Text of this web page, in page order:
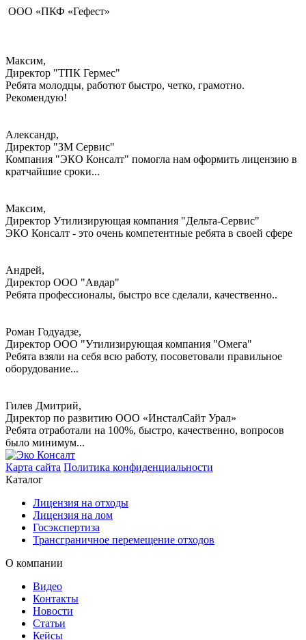
ООО «ПКФ «Гефест»
Максим,
Директор "ТПК Гермес"
Ребята молодцы, работют быстро, четко, грамотно.
Рекомендую!
Александр,
Директор "ЗМ Сервис"
Компания "ЭКО Консалт" помогла нам оформить лицензию в
кратчайшие сроки...
Максим,
Директор Утилизирующая компания "Дельта-Сервис"
ЭКО Консалт - это очень компетентные ребята в своей сфере
Андрей,
Директор ООО "Авдар"
Ребята профессионалы, быстро все сделали, качественно..
Роман Годуадзе,
Директор ООО "Утилизирующая компания "Омега"
Ребята взяли на себя всю работу, посоветовали правильное
оборудование...
Гилев Дмитрий,
Директор по развитию ООО «ИнсталСайт Урал»
Ребята отработали на 100%, быстро, качественно, вопросов
было минимум...
Карта сайта Политика конфиденциальности
Каталог
Лицензия на отходы
Лицензия на лом
Госэкспертиза
Трансграничное перемещение отходов
О компании
Видео
Контакты
Новости
Статьи
Кейсы